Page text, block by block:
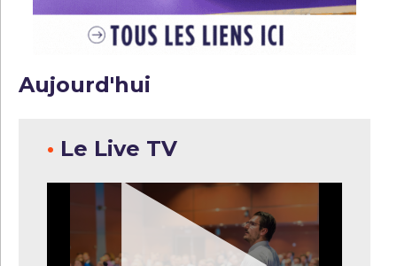
Aujourd'hui
• Le Live TV